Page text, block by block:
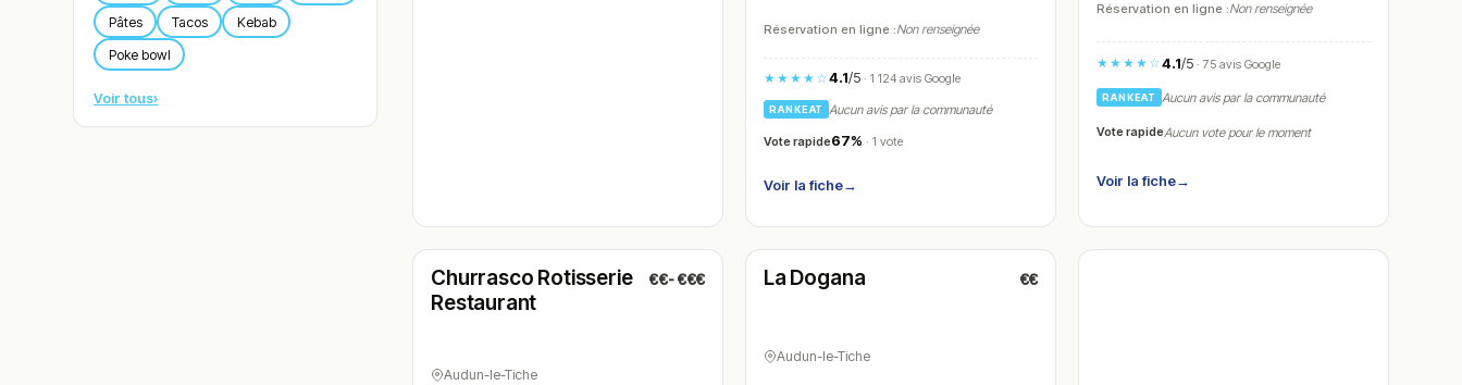
Pâtes
Tacos
Kebab
Poke bowl
Voir tous›
Réservation en ligne :Non renseignée
★★★★☆4.1/5· 1 124 avis Google
RANKEAT Aucun avis par la communauté
Vote rapide67% · 1 vote
Voir la fiche→
Réservation en ligne :Non renseignée
★★★★☆4.1/5 · 75 avis Google
RANKEAT Aucun avis par la communauté
Vote rapideAucun vote pour le moment
Voir la fiche→
N° 6
Fermé(12:00 – 14:30, 19:00 – 22:30)
Churrasco Rotisserie
Restaurant
€€-€€€
Audun-le-Tiche
N° 7
Ouvert(11:00 – 21:30)
La Dogana €€
Audun-le-Tiche